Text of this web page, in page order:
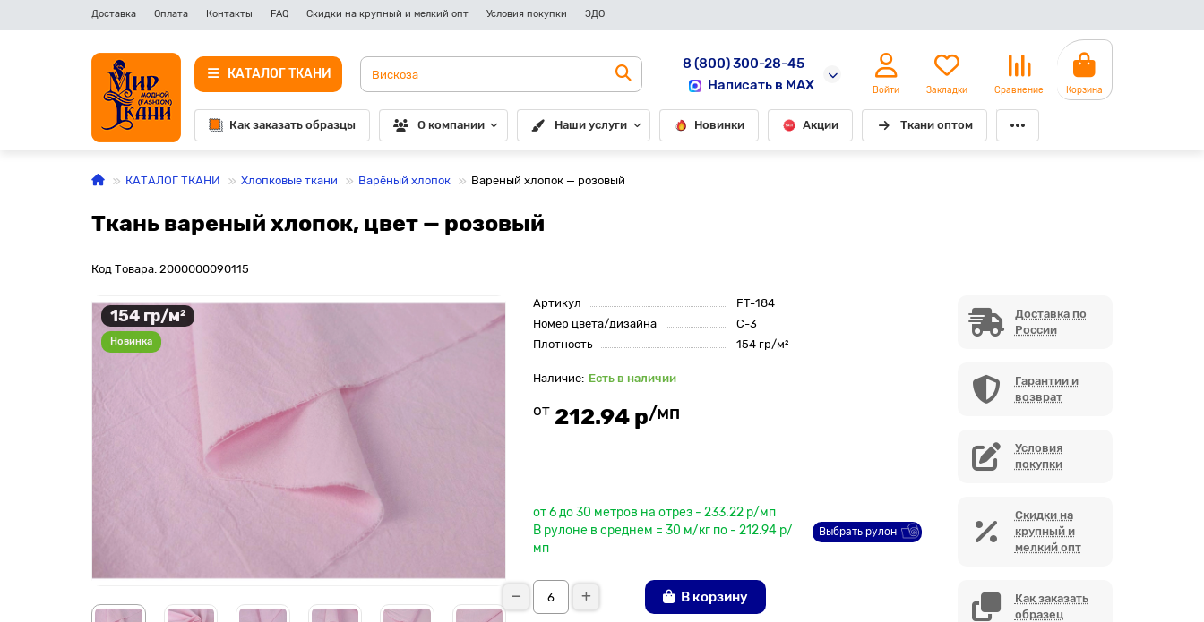
Доставка Оплата Контакты FAQ Скидки на крупный и мелкий опт Условия покупки ЭДО
КАТАЛОГ ТКАНИ
8 (800) 300-28-45
Написать в MAX
Войти Закладки Сравнение Корзина
Как заказать образцы О компании Наши услуги Новинки Акции Ткани оптом
КАТАЛОГ ТКАНИ Хлопковые ткани Варёный хлопок Вареный хлопок — розовый
Ткань вареный хлопок, цвет — розовый
Код Товара: 2000000090115
154 гр/м²
Новинка
Артикул
FT-184
Номер цвета/дизайна
C-3
Плотность
154 гр/м²
Есть в наличии
от 212.94 р/мп
от 6 до 30 метров на отрез - 233.22 р/мп
В рулоне в среднем = 30 м/кг по - 212.94 р/
мп
Выбрать рулон
В корзину
Доставка по
России
Гарантии и
возврат
Условия
покупки
Скидки на
крупный и
мелкий опт
Как заказать
образец